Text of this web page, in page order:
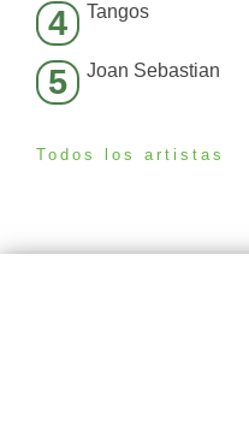
4 Tangos
5 Joan Sebastian
Todos los artistas